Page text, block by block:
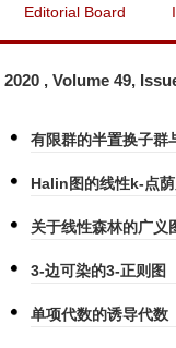
Editorial Board
2020 , Volume 49,
有限群的半置换子群
Halin图的线性k-点
关于线性森林的广义
3-边可染的3-正则图
单项代数的诱导代数